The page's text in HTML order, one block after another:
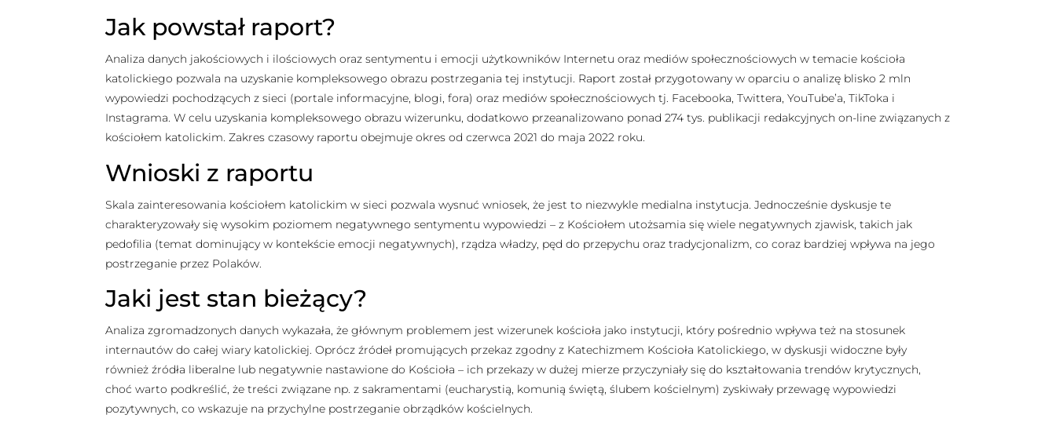
Jak powstał raport?
Analiza danych jakościowych i ilościowych oraz sentymentu i emocji użytkowników Internetu oraz mediów społecznościowych w temacie kościoła
katolickiego pozwala na uzyskanie kompleksowego obrazu postrzegania tej instytucji. Raport został przygotowany w oparciu o analizę blisko 2 mln
wypowiedzi pochodzących z sieci (portale informacyjne, blogi, fora) oraz mediów społecznościowych tj. Facebooka, Twittera, YouTube’a, TikToka i
Instagrama. W celu uzyskania kompleksowego obrazu wizerunku, dodatkowo przeanalizowano ponad 274 tys. publikacji redakcyjnych on-line związanych z
kościołem katolickim. Zakres czasowy raportu obejmuje okres od czerwca 2021 do maja 2022 roku.
Wnioski z raportu
Skala zainteresowania kościołem katolickim w sieci pozwala wysnuć wniosek, że jest to niezwykle medialna instytucja. Jednocześnie dyskusje te
charakteryzowały się wysokim poziomem negatywnego sentymentu wypowiedzi – z Kościołem utożsamia się wiele negatywnych zjawisk, takich jak
pedofilia (temat dominujący w kontekście emocji negatywnych), rządza władzy, pęd do przepychu oraz tradycjonalizm, co coraz bardziej wpływa na jego
postrzeganie przez Polaków.
Jaki jest stan bieżący?
Analiza zgromadzonych danych wykazała, że głównym problemem jest wizerunek kościoła jako instytucji, który pośrednio wpływa też na stosunek
internautów do całej wiary katolickiej. Oprócz źródeł promujących przekaz zgodny z Katechizmem Kościoła Katolickiego, w dyskusji widoczne były
również źródła liberalne lub negatywnie nastawione do Kościoła – ich przekazy w dużej mierze przyczyniały się do kształtowania trendów krytycznych,
choć warto podkreślić, że treści związane np. z sakramentami (eucharystią, komunią świętą, ślubem kościelnym) zyskiwały przewagę wypowiedzi
pozytywnych, co wskazuje na przychylne postrzeganie obrządków kościelnych.